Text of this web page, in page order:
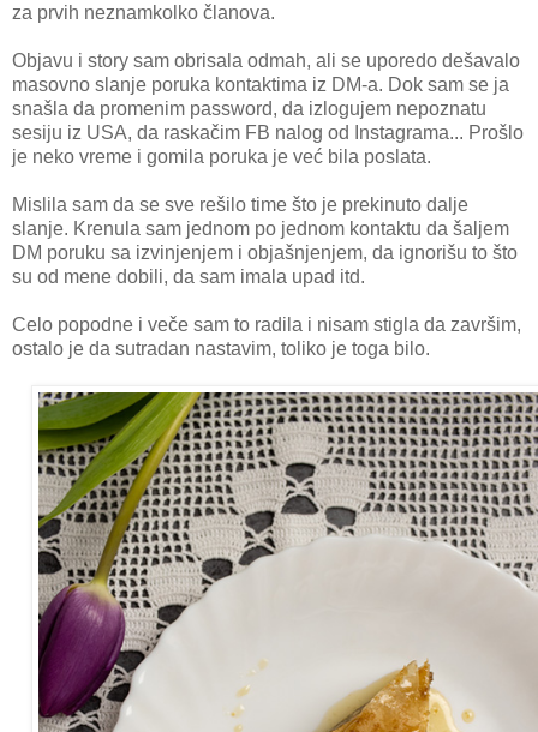
za prvih neznamkolko članova.
Objavu i story sam obrisala odmah, ali se uporedo dešavalo
masovno slanje poruka kontaktima iz DM-a. Dok sam se ja
snašla da promenim password, da izlogujem nepoznatu
sesiju iz USA, da raskačim FB nalog od Instagrama... Prošlo
je neko vreme i gomila poruka je već bila poslata.
Mislila sam da se sve rešilo time što je prekinuto dalje
slanje. Krenula sam jednom po jednom kontaktu da šaljem
DM poruku sa izvinjenjem i objašnjenjem, da ignorišu to što
su od mene dobili, da sam imala upad itd.
Celo popodne i veče sam to radila i nisam stigla da završim,
ostalo je da sutradan nastavim, toliko je toga bilo.